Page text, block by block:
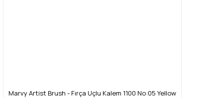
Marvy Artist Brush - Fırça Uçlu Kalem 1100 No:05 Yellow